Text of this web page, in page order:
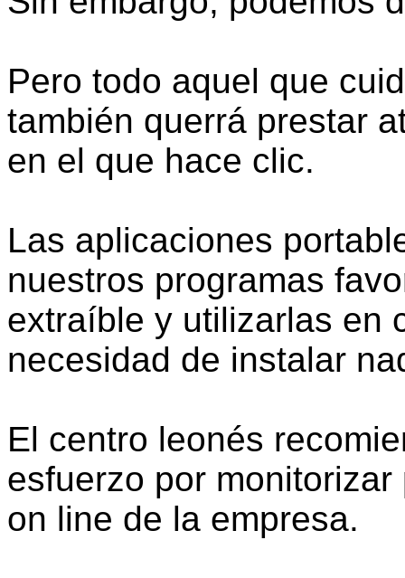
Pero todo aquel que
también querrá prestar
en el que hace clic.
Las aplicaciones
nuestros programas
extraíble y utilizarlas en
necesidad de instalar
El centro leonés
esfuerzo por
on line de la empresa.